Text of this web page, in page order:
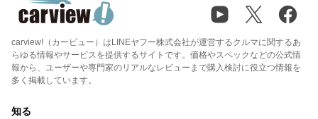
carview!（カービュー）はLINEヤフー株式会社が運営するクルマに関するあ
らゆる情報やサービスを提供するサイトです。価格やスペックなどの公式情
報から、ユーザーや専門家のリアルなレビューまで購入検討に役立つ情報を
多く掲載しています。
知る